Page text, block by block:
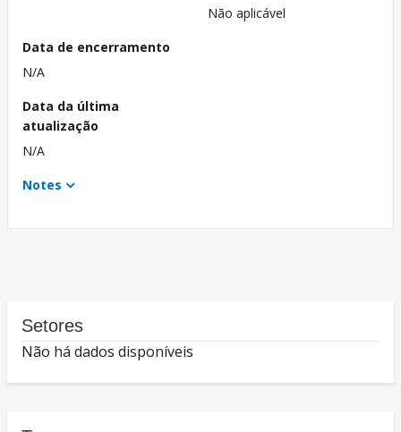
Não aplicável
Data de encerramento
N/A
Data da última
atualização
N/A
Notes
Setores
Não há dados disponíveis